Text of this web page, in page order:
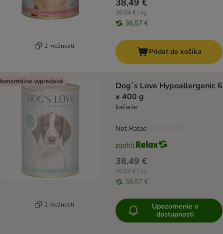
2 možností
38,49 €
16,04 € / kg
36,57 €
Pridať do košíka
vypredané
2 možností
Dog´s Love Hypoallergenic 6
x 400 g
kačacie
38,49 €
16,04 € / kg
36,57 €
Not Rated
Upozornenie o
dostupnosti